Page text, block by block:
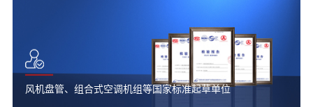
风机盘管、组合式空调机组等国家标准起草单位